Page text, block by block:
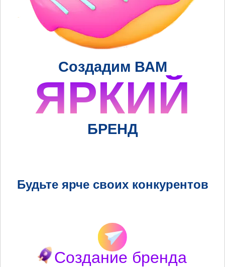
Создадим ВАМ
ЯРКИЙ
БРЕНД
Будьте ярче своих конкурентов
Создание бренда